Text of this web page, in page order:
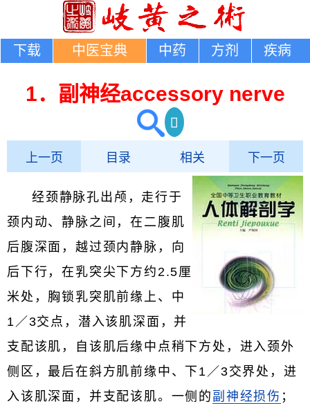
下载 中医宝典 中药 方剂 疾病
1．副神经accessory nerve
上一页 目录 相关 下一页
经颈静脉孔出颅，走行于
颈内动、静脉之间，在二腹肌
后腹深面，越过颈内静脉，向
后下行，在乳突尖下方约2.5厘
米处，胸锁乳突肌前缘上、中
1／3交点，潜入该肌深面，并
支配该肌，自该肌后缘中点稍下方处，进入颈外
侧区，最后在斜方肌前缘中、下1／3交界处，进
入该肌深面，并支配该肌。一侧的 副神经损伤 ；